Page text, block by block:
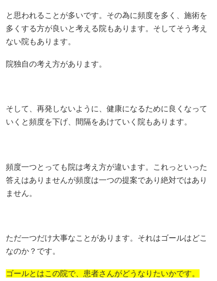
と思われることが多いです。その為に頻度を多く、施術を
多くする方が良いと考える院もあります。そしてそう考え
ない院もあります。
院独自の考え方があります。
そして、再発しないように、健康になるために良くなって
いくと頻度を下げ、間隔をあけていく院もあります。
頻度一つとっても院は考え方が違います。これっといった
答えはありませんが頻度は一つの提案であり絶対ではあり
ません。
ただ一つだけ大事なことがあります。それはゴールはどこ
なのか？です。
ゴールとはこの院で、患者さんがどうなりたいかです。